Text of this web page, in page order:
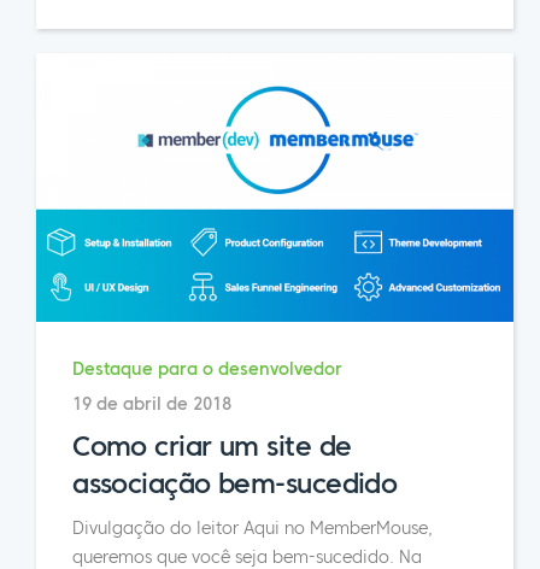
Destaque para o desenvolvedor
19 de abril de 2018
Como criar um site de
associação bem-sucedido
Divulgação do leitor Aqui no MemberMouse,
queremos que você seja bem-sucedido. Na